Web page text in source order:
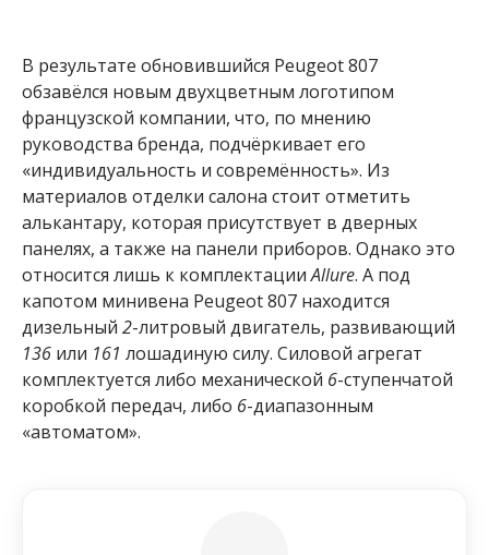
В результате обновившийся Peugeot 807
обзавёлся новым двухцветным логотипом
французской компании, что, по мнению
руководства бренда, подчёркивает его
«индивидуальность и совремённость». Из
материалов отделки салона стоит отметить
алькантару, которая присутствует в дверных
панелях, а также на панели приборов. Однако это
относится лишь к комплектацииAllure. А под
капотом минивена Peugeot 807 находится
дизельный 2-литровый двигатель, развивающий
136 или 161 лошадиную силу. Силовой агрегат
комплектуется либо механической 6-ступенчатой
коробкой передач, либо 6-диапазонным
«автоматом».